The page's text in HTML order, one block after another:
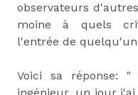
observateurs
moine à quels
l'entrée de
Voici sa réponse: